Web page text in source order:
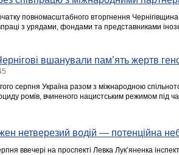
повномасштабного вторгнення
з урядами, фондами та представниками
вшанували пам’ять жертв
серпня Україна разом з міжнародною
ромів, вчиненого нацистським режимом під
нетверезий водій — потенційна
ввечері на проспекті Левка Лукʼяненка